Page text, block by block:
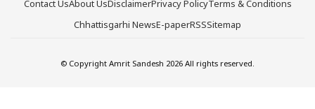
Contact UsAbout UsDisclaimerPrivacy PolicyTerms & Conditions
Chhattisgarhi NewsE-paperRSSSitemap
© Copyright Amrit Sandesh 2026 All rights reserved.